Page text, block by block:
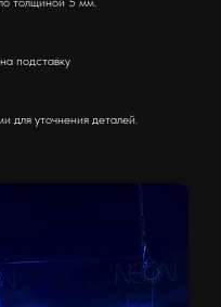
подставку
для уточнения деталей.